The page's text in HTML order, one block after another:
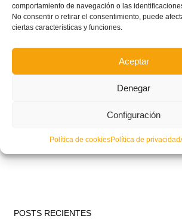
comportamiento de navegación o las
No consentir o retirar el consentimiento, puede
ciertas características y funciones.
Aceptar
Denegar
Configuración
Política de cookiesPolítica de privacidad
POSTS RECIENTES